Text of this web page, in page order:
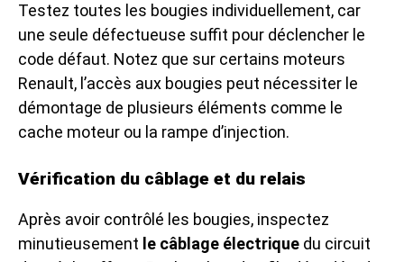
Testez toutes les bougies individuellement, car
une seule défectueuse suffit pour déclencher le
code défaut. Notez que sur certains moteurs
Renault, l’accès aux bougies peut nécessiter le
démontage de plusieurs éléments comme le
cache moteur ou la rampe d’injection.
Vérification du câblage et du relais
Après avoir contrôlé les bougies, inspectez
minutieusement le câblage électrique du circuit